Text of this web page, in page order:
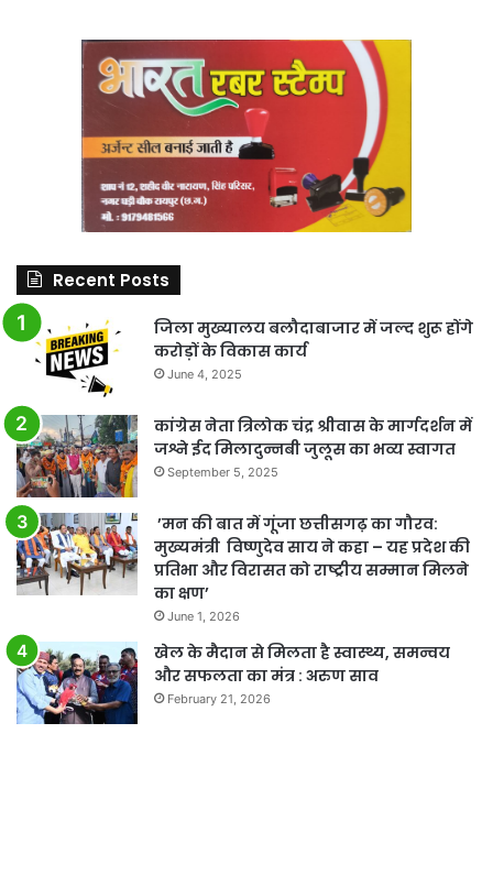
Recent Posts
जिला मुख्यालय बलौदाबाजार में जल्द शुरू होंगे
करोड़ों के विकास कार्य
June 4, 2025
कांग्रेस नेता त्रिलोक चंद्र श्रीवास के मार्गदर्शन में
जश्ने ईद मिलादुन्नबी जुलूस का भव्य स्वागत
September 5, 2025
’मन की बात में गूंजा छत्तीसगढ़ का गौरव:
मुख्यमंत्री विष्णुदेव साय ने कहा – यह प्रदेश की
प्रतिभा और विरासत को राष्ट्रीय सम्मान मिलने
का क्षण’
June 1, 2026
खेल के मैदान से मिलता है स्वास्थ्य, समन्वय
और सफलता का मंत्र : अरुण साव
February 21, 2026